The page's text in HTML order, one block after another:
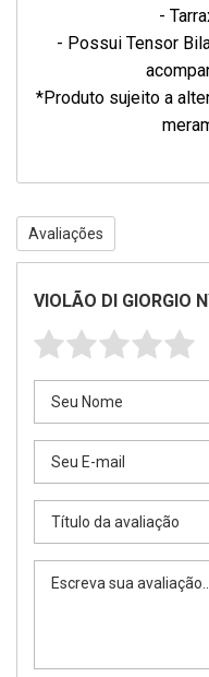
-
- Possui Tensor
*Produto sujeito a
Avaliações
VIOLÃO DI GIORGIO